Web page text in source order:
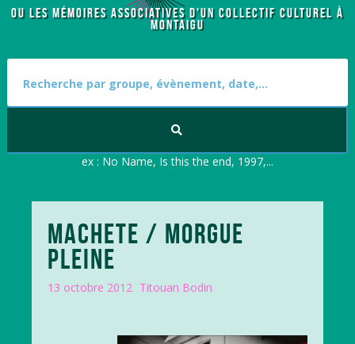
OU LES MÉMOIRES ASSOCIATIVES D'UN COLLECTIF CULTUREL À
MONTAIGU
ex : No Name, Is this the end, 1997,...
MACHETE / MORGUE
PLEINE
13 octobre 2012 Titouan Bodin